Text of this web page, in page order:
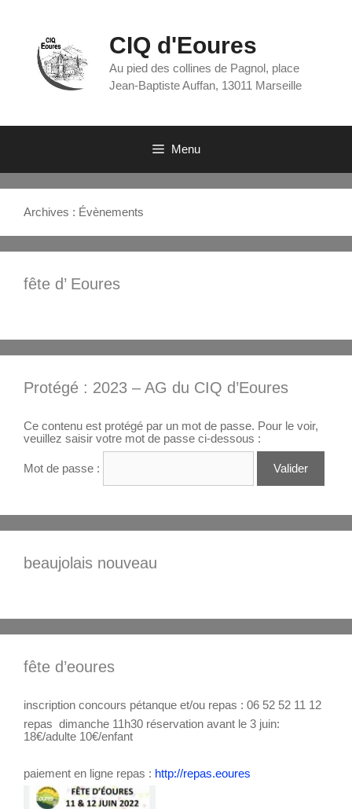
CIQ d'Eoures
Au pied des collines de Pagnol, place
Jean-Baptiste Auffan, 13011 Marseille
Menu
Archives : Évènements
fête d’ Eoures
Protégé : 2023 – AG du CIQ d’Eoures
Ce contenu est protégé par un mot de passe. Pour le voir,
veuillez saisir votre mot de passe ci-dessous :
Mot de passe :
beaujolais nouveau
fête d’eoures
inscription concours pétanque et/ou repas : 06 52 52 11 12
repas dimanche 11h30 réservation avant le 3 juin:
18€/adulte 10€/enfant
paiement en ligne repas : http://repas.eoures